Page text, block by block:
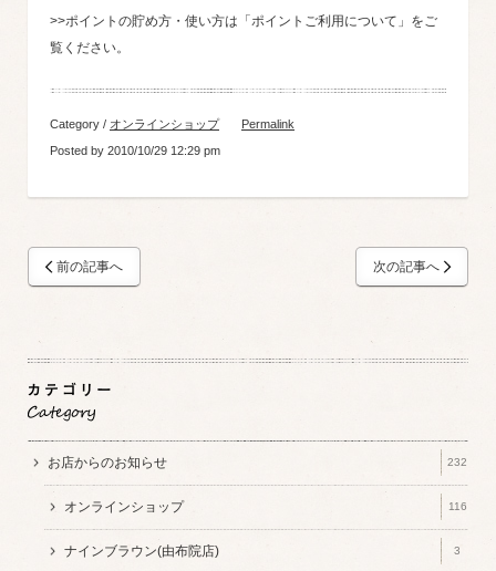
>>ポイントの貯め方・使い方は「ポイントご利用について」をご
覧ください。
Category / オンラインショップ
Permalink
Posted by 2010/10/29 12:29 pm
前の記事へ 次の記事へ
お店からのお知らせ 232
オンラインショップ 116
ナインブラウン(由布院店) 3